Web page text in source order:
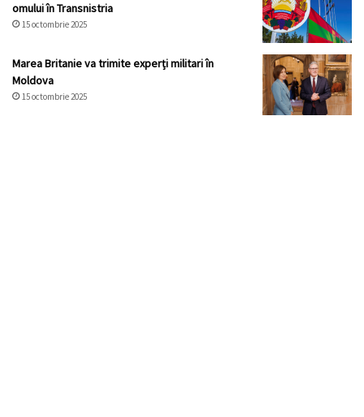
omului în Transnistria
15 octombrie 2025
Marea Britanie va trimite experți militari în
Moldova
15 octombrie 2025